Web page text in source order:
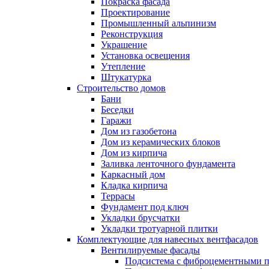
Проектирование
Промышленный альпинизм
Реконструкция
Украшение
Установка освещения
Утепление
Штукатурка
Строительство домов
Бани
Беседки
Гаражи
Дом из газобетона
Дом из керамических блоков
Дом из кирпича
Заливка ленточного фундамента
Каркасный дом
Кладка кирпича
Террасы
Фундамент под ключ
Укладки брусчатки
Укладки тротуарной плитки
Комплектующие для навесных вентфасадов
Вентилируемые фасады
Подсистема с фиброцементными